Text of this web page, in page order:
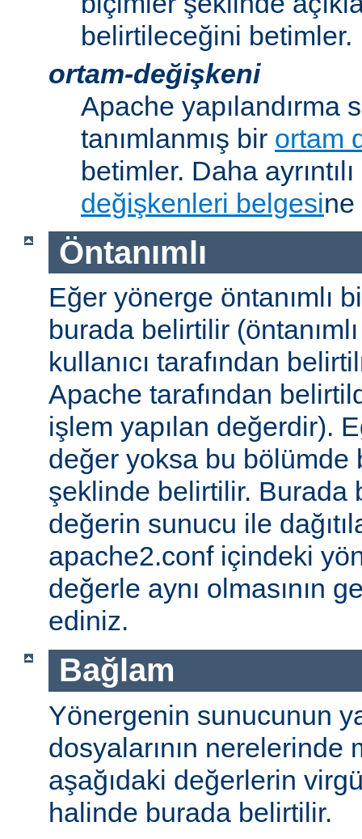
belirtileceğini betimler.
ortam-değişkeni
Apache yapılandırma
tanımlanmış bir ortam
betimler. Daha
değişkenleri belgesine
Öntanımlı
Eğer yönerge öntanımlı
burada belirtilir
kullanıcı tarafından
Apache tarafından
işlem yapılan değerdir).
değer yoksa bu bölümde
şeklinde belirtilir. Burada
değerin sunucu ile
apache2.conf içindeki
değerle aynı olmasının
ediniz.
Bağlam
Yönergenin sunucunun
dosyalarının
aşağıdaki değerlerin
halinde burada belirtilir.